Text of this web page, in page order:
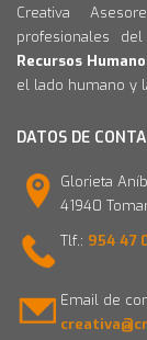
Creativa
profesionales del
Recursos
el lado humano y
DATOS DE
Glorieta
41940
Tlf.: 954 47
Email de